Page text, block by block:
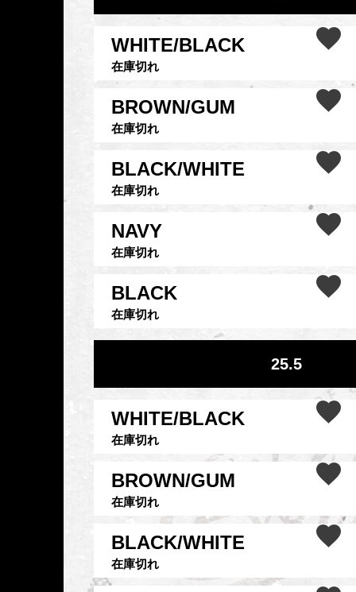
WHITE/BLACK
在庫切れ
BROWN/GUM
在庫切れ
BLACK/WHITE
在庫切れ
NAVY
在庫切れ
BLACK
在庫切れ
25.5
WHITE/BLACK
在庫切れ
BROWN/GUM
在庫切れ
BLACK/WHITE
在庫切れ